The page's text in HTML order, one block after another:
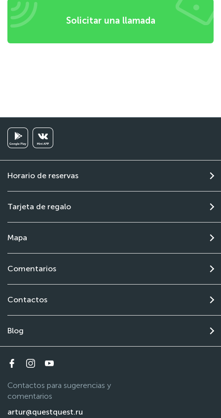
Solicitar una llamada
Horario de reservas
Tarjeta de regalo
Mapa
Comentarios
Contactos
Blog
Contactos para sugerencias y
comentarios
artur@questquest.ru